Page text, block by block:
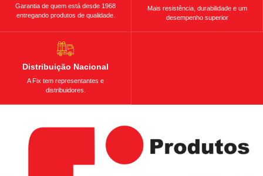
Garantia de quem está desde 1968
entregando produtos de qualidade.
Mais resistência, durabilidade e um
desempenho superior
Distribuição Nacional
A Fix tem representantes e
distribuidores.